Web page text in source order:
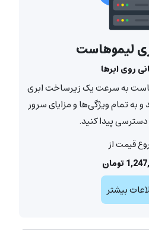
لیموهاست
روی ابرها
به سرعت یک زیرساخت ابری
به تمام ویژگی‌ها و مزایای سرور
دسترسی پیدا کنید.
قیمت از
تومان
بیشتر